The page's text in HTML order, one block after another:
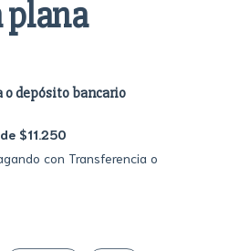
plana
o depósito bancario
$11.250
con Transferencia o